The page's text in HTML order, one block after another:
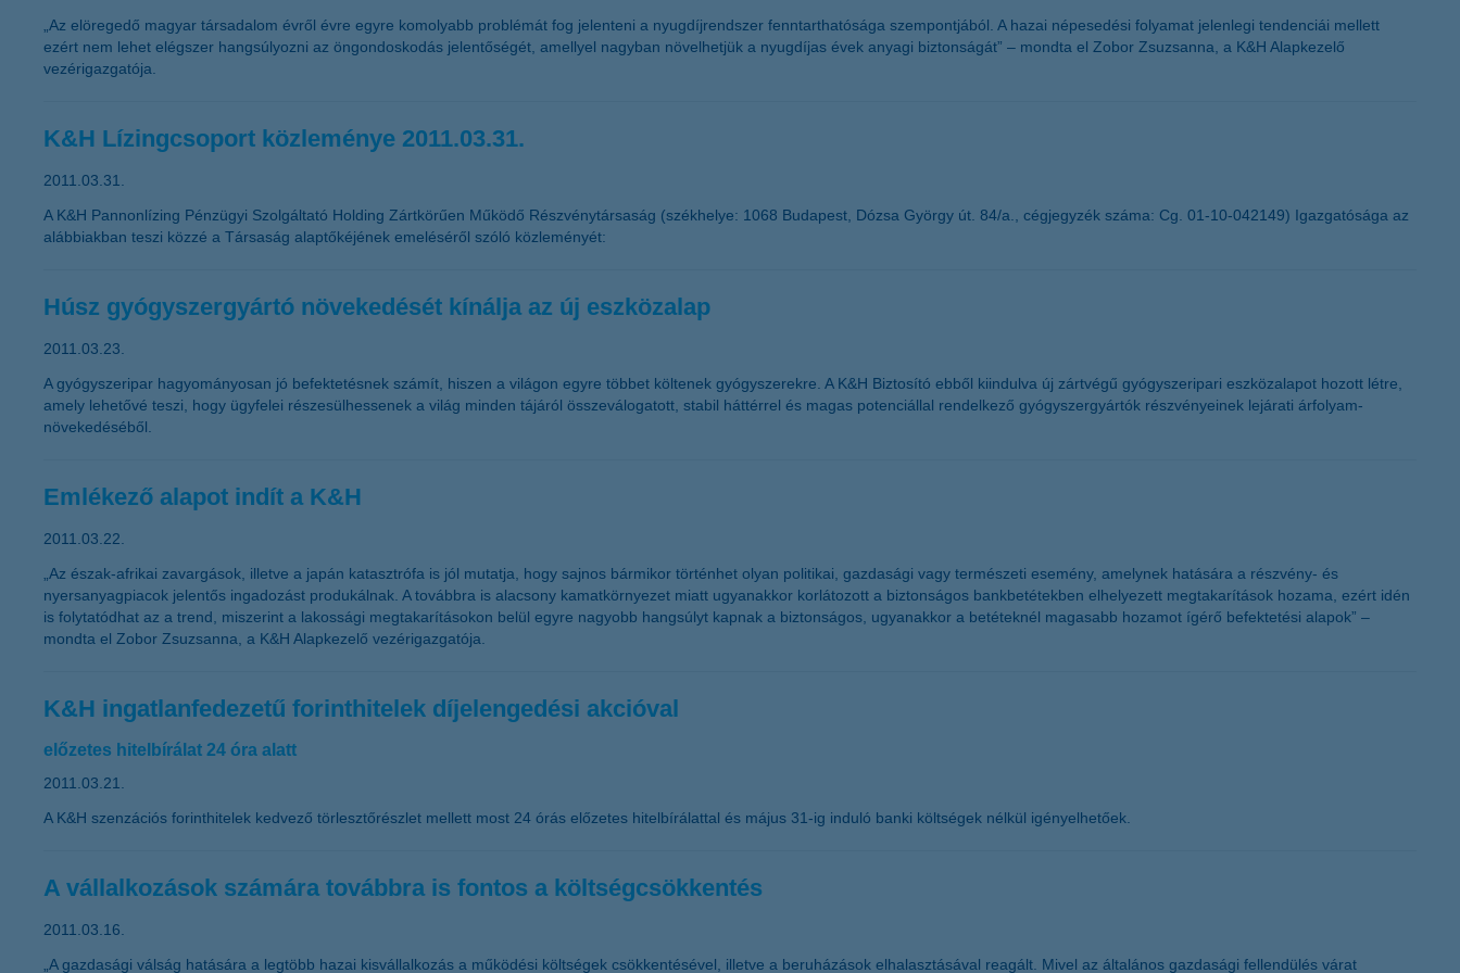
„Az elöregedő magyar társadalom évről évre egyre komolyabb problémát fog jelenteni a nyugdíjrendszer fenntarthatósága szempontjából. A hazai népesedési folyamat jelenlegi tendenciái mellett
ezért nem lehet elégszer hangsúlyozni az öngondoskodás jelentőségét, amellyel nagyban növelhetjük a nyugdíjas évek anyagi biztonságát” – mondta el Zobor Zsuzsanna, a K&H Alapkezelő
vezérigazgatója.
K&H Lízingcsoport közleménye 2011.03.31.
2011.03.31.
A K&H Pannonlízing Pénzügyi Szolgáltató Holding Zártkörűen Működő Részvénytársaság (székhelye: 1068 Budapest, Dózsa György út. 84/a., cégjegyzék száma: Cg. 01-10-042149) Igazgatósága az
alábbiakban teszi közzé a Társaság alaptőkéjének emeléséről szóló közleményét:
Húsz gyógyszergyártó növekedését kínálja az új eszközalap
2011.03.23.
A gyógyszeripar hagyományosan jó befektetésnek számít, hiszen a világon egyre többet költenek gyógyszerekre. A K&H Biztosító ebből kiindulva új zártvégű gyógyszeripari eszközalapot hozott létre,
amely lehetővé teszi, hogy ügyfelei részesülhessenek a világ minden tájáról összeválogatott, stabil háttérrel és magas potenciállal rendelkező gyógyszergyártók részvényeinek lejárati árfolyam-
növekedéséből.
Emlékező alapot indít a K&H
2011.03.22.
„Az észak-afrikai zavargások, illetve a japán katasztrófa is jól mutatja, hogy sajnos bármikor történhet olyan politikai, gazdasági vagy természeti esemény, amelynek hatására a részvény- és
nyersanyagpiacok jelentős ingadozást produkálnak. A továbbra is alacsony kamatkörnyezet miatt ugyanakkor korlátozott a biztonságos bankbetétekben elhelyezett megtakarítások hozama, ezért idén
is folytatódhat az a trend, miszerint a lakossági megtakarításokon belül egyre nagyobb hangsúlyt kapnak a biztonságos, ugyanakkor a betéteknél magasabb hozamot ígérő befektetési alapok” –
mondta el Zobor Zsuzsanna, a K&H Alapkezelő vezérigazgatója.
K&H ingatlanfedezetű forinthitelek díjelengedési akcióval
előzetes hitelbírálat 24 óra alatt
2011.03.21.
A K&H szenzációs forinthitelek kedvező törlesztőrészlet mellett most 24 órás előzetes hitelbírálattal és május 31-ig induló banki költségek nélkül igényelhetőek.
A vállalkozások számára továbbra is fontos a költségcsökkentés
2011.03.16.
„A gazdasági válság hatására a legtöbb hazai kisvállalkozás a működési költségek csökkentésével, illetve a beruházások elhalasztásával reagált. Mivel az általános gazdasági fellendülés várat